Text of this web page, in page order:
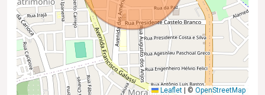
Leaflet © OpenStreetMap